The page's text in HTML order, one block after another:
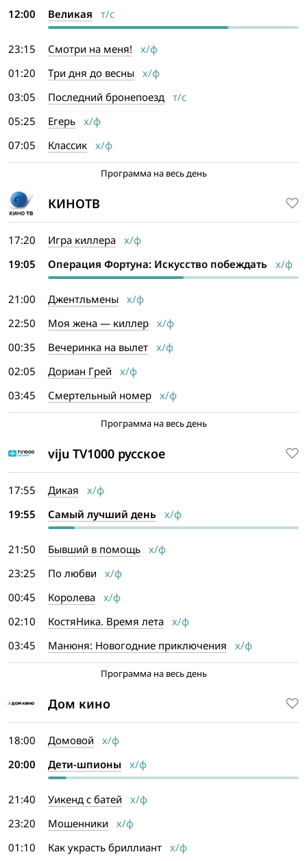
12:00
Великая т/с
23:15 Смотри на меня! х/ф
01:20
Три дня до весны х/ф
03:05
Последний бронепоезд т/с
05:25
Егерь х/ф
07:05
Классик х/ф
Программа на весь день
КИНОТВ
17:20 Игра киллера х/ф
19:05
Операция Фортуна: Искусство побеждать х/ф
21:00 Джентльмены х/ф
22:50
Моя жена — киллер х/ф
00:35
Вечеринка на вылет х/ф
02:05
Дориан Грей х/ф
03:45
Смертельный номер х/ф
Программа на весь день
viju TV1000 русское
17:55 Дикая х/ф
19:55
Самый лучший день х/ф
21:50 Бывший в помощь х/ф
23:25
По любви х/ф
00:45
Королева х/ф
02:10
КостяНика. Время лета х/ф
03:45
Манюня: Новогодние приключения х/ф
Программа на весь день
Дом кино
18:00 Домовой х/ф
20:00
Дети-шпионы х/ф
21:40 Уикенд с батей х/ф
23:20
Мошенники х/ф
01:10
Как украсть бриллиант х/ф